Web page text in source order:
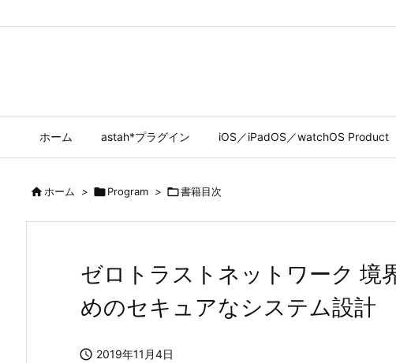
ホーム astah*プラグイン iOS／iPadOS／watchOS Product
ホーム > Program > 書籍目次
ゼロトラストネットワーク 境
めのセキュアなシステム設計
 2019年11月4日